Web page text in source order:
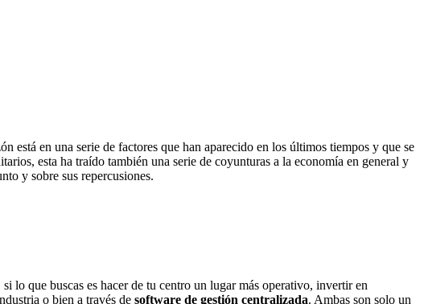
está en una serie de factores que han aparecido en los últimos tiempos y que se
esta ha traído también una serie de coyunturas a la economía en general y
y sobre sus repercusiones.
lo que buscas es hacer de tu centro un lugar más operativo, invertir en
o bien a través de software de gestión centralizada. Ambas son solo un